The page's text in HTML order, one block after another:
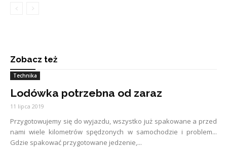
Zobacz też
Technika
Lodówka potrzebna od zaraz
11 lipca 2019
Przygotowujemy się do wyjazdu, wszystko już spakowane a przed
nami wiele kilometrów spędzonych w samochodzie i problem...
Gdzie spakować przygotowane jedzenie,...